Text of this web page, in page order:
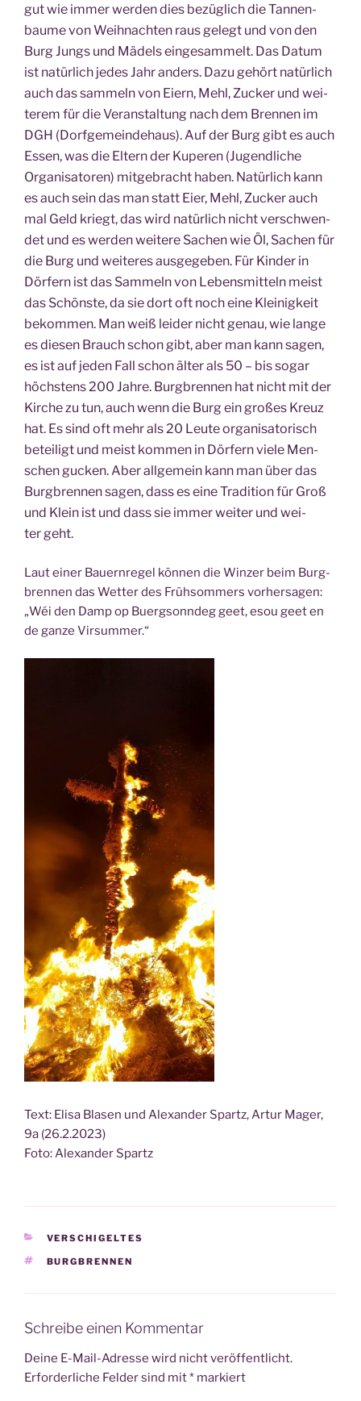
gut wie immer wer­den dies bezüg­lich die Tan­nen­
bau­me von Weih­nach­ten raus gelegt und von den
Burg Jungs und Mädels ein­ge­sam­melt. Das Datum
ist natür­lich jedes Jahr anders. Dazu gehört natür­lich
auch das sam­meln von Eiern, Mehl, Zucker und wei­
te­rem für die Ver­an­stal­tung nach dem Bren­nen im
DGH (Dorf­ge­mein­de­haus). Auf der Burg gibt es auch
Essen, was die Eltern der Kupe­ren (Jugend­li­che
Orga­ni­sa­to­ren) mit­ge­bracht haben. Natür­lich kann
es auch sein das man statt Eier, Mehl, Zucker auch
mal Geld kriegt, das wird natür­lich nicht ver­schwen­
det und es wer­den wei­te­re Sachen wie Öl, Sachen für
die Burg und wei­te­res aus­ge­ge­ben. Für Kin­der in
Dör­fern ist das Sam­meln von Lebens­mit­teln meist
das Schöns­te, da sie dort oft noch eine Klei­nig­keit
bekom­men. Man weiß lei­der nicht genau, wie lan­ge
es die­sen Brauch schon gibt, aber man kann sagen,
es ist auf jeden Fall schon älter als 50 – bis sogar
höchs­tens 200 Jah­re. Burg­bren­nen hat nicht mit der
Kir­che zu tun, auch wenn die Burg ein gro­ßes Kreuz
hat. Es sind oft mehr als 20 Leu­te orga­ni­sa­to­risch
betei­ligt und meist kom­men in Dör­fern vie­le Men­
schen gucken. Aber all­ge­mein kann man über das
Burg­bren­nen sagen, dass es eine Tra­di­ti­on für Groß
und Klein ist und dass sie immer wei­ter und wei­
ter geht.
Laut einer Bau­ern­re­gel kön­nen die Win­zer beim Burg­
bren­nen das Wet­ter des Früh­som­mers vor­her­sa­gen:
„Wéi den Damp op Buerg­sonn­deg geet, esou geet en
de gan­ze Virsummer.“
Text: Eli­sa Bla­sen und Alex­an­der Spartz, Artur Mager,
9a (26.2.2023)
Foto: Alex­an­der Spartz
KATEGORIEN
VERSCHIGELTES
SCHLAGWÖRTER
BURGBRENNEN
Schreibe einen Kommentar
Deine E-Mail-Adresse wird nicht veröffentlicht.
Erforderliche Felder sind mit* markiert